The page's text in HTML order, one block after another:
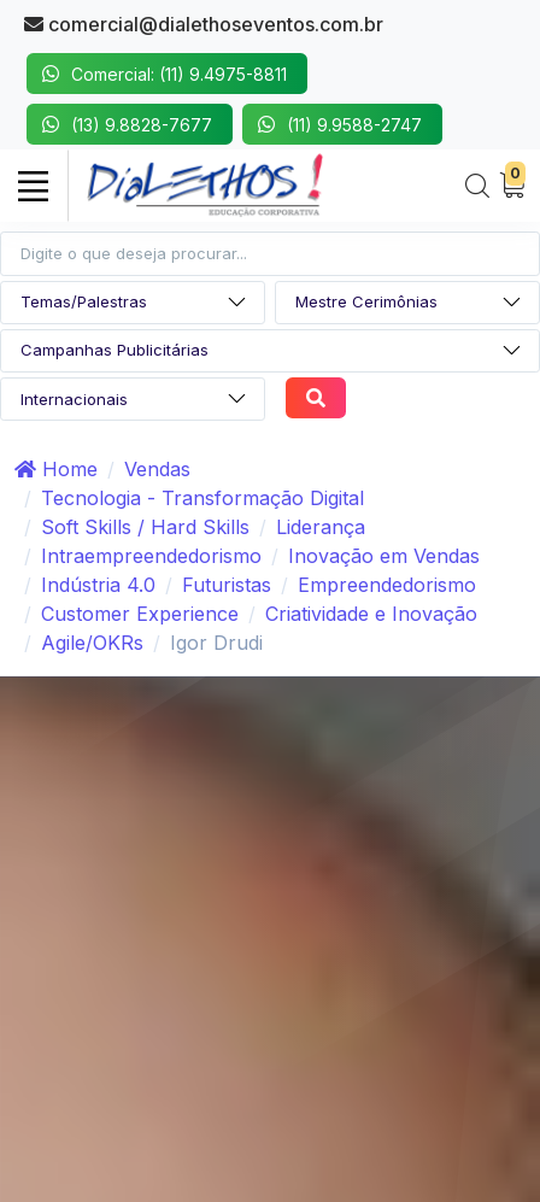
comercial@dialethoseventos.com.br
Comercial: (11) 9.4975-8811
(13) 9.8828-7677 (11) 9.9588-2747
0
Home
Vendas
Tecnologia - Transformação Digital
Soft Skills / Hard Skills
Liderança
Intraempreendedorismo
Inovação em Vendas
Indústria 4.0
Futuristas
Empreendedorismo
Customer Experience
Criatividade e Inovação
Agile/OKRs
Igor Drudi